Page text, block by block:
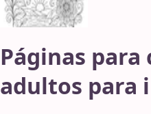
Páginas
adultos para